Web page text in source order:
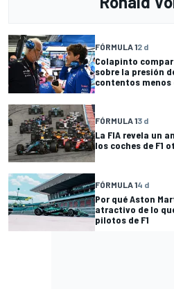
FÓRMULA 12 d
Colapinto
sobre la presión
contentos menos
FÓRMULA 13 d
La FIA revela un
los coches de F1
FÓRMULA 14 d
Por qué Aston
atractivo de lo
pilotos de F1